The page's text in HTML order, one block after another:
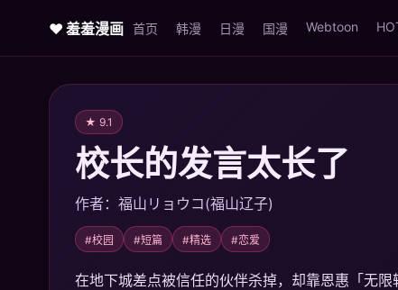
♥ 羞羞漫画 首页 韩漫 日漫 国漫 Webtoon
★ 9.1
校长的发言太长了
作者：福山リョウコ(福山辽子)
#校园 #短篇 #精选 #恋爱
在地下城差点被信任的伙伴杀掉，却靠恩惠「无